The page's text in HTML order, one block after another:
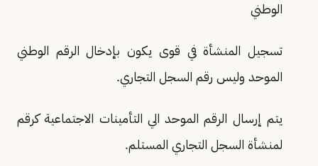
الوطني
تسجيل المنشأة في قوى يكون بإدخال الرقم الوطني
الموحد وليس رقم السجل التجاري.
يتم إرسال الرقم الموحد الي التأمينات الاجتماعية كرقم
لمنشأة السجل التجاري المستلم.